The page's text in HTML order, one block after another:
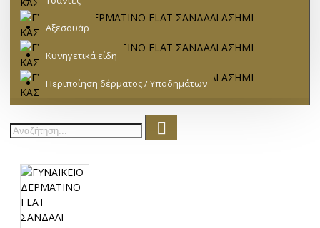
Αξεσουάρ
Κυνηγετικά είδη
Περιποίηση δέρματος / Υποδημάτων